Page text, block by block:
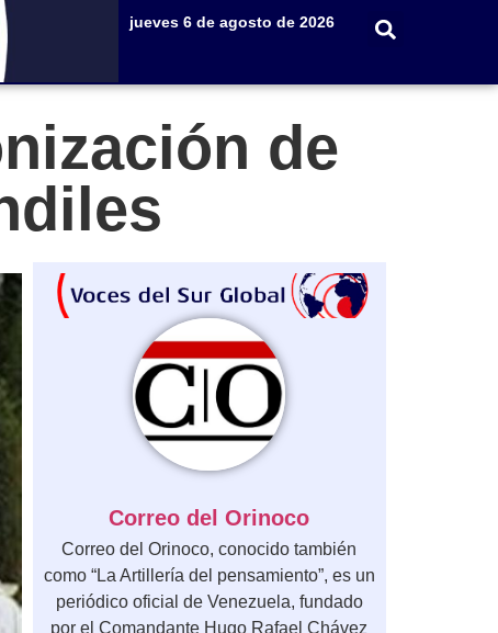
jueves 6 de agosto de 2026
de
Correo del Orinoco
Correo del Orinoco, conocido también
como “La Artillería del pensamiento”, es un
periódico oficial de Venezuela, fundado
por el Comandante Hugo Rafael Chávez